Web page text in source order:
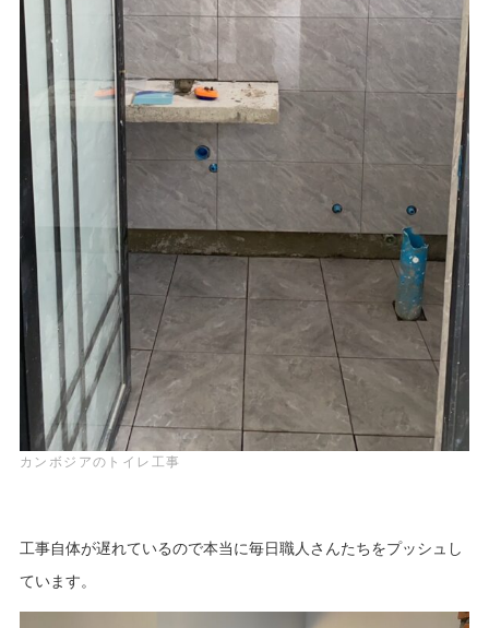
カンボジアのトイレ工事
工事自体が遅れているので本当に毎日職人さんたちをプッシュし
ています。